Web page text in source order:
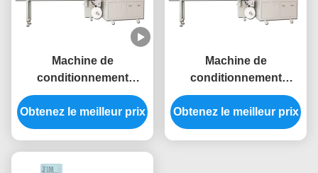
Machine de
conditionnement
latérale du joint 2.5KW 4
Gauze Packing Machine
médical mécanique
Obtenez le meilleur prix
Machine de
conditionnement
latérale de joint de
correction de plâtre de
machine de garniture
Obtenez le meilleur prix